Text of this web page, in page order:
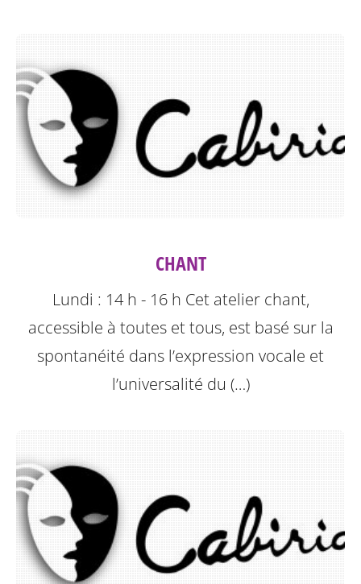
CHANT
Lundi : 14 h - 16 h Cet atelier chant,
accessible à toutes et tous, est basé sur la
spontanéité dans l’expression vocale et
l’universalité du (…)